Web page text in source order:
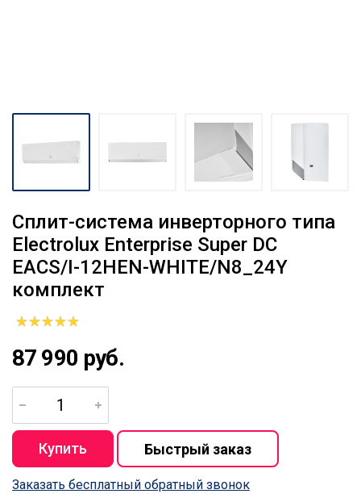
Сплит-система инверторного типа
Electrolux Enterprise Super DC
EACS/I-12HEN-WHITE/N8_24Y
комплект
87 990 руб.
Заказать бесплатный обратный звонок